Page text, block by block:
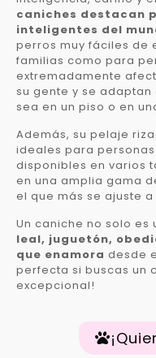
caniches destacan
inteligentes del
perros muy fáciles de
familias como para
extremadamente
su gente y se
sea en un piso o en
Además, su pelaje
ideales para
disponibles en varios
en una amplia gama
el que más se ajuste
Un caniche no solo es
leal, juguetón,
que enamora desde
perfecta si buscas un
excepcional!